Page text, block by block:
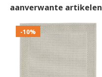
aanverwante artikelen
-10%